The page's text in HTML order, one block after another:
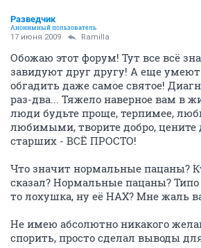
Разведчик
Анонимный пользователь
17 июня 2009 Ramilla
Обожаю этот форум! Тут все всё
завидуют друг другу! А еще
обгадить даже самое святое!
раз-два... Тяжело наверное вам в
люди будьте проще, терпимее,
любимыми, творите добро, цените
старших - ВСЁ ПРОСТО!
Что значит нормальные пацаны?
сказал? Нормальные пацаны? Типо
то лохушка, ну её НАХ? Мне жаль
Не имею абсолютно никакого
спорить, просто сделал выводы